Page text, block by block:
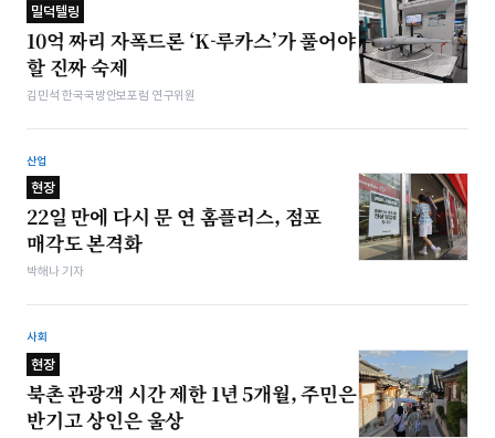
밀덕텔링
10억 짜리 자폭드론 ‘K-루카스’가 풀어야
할 진짜 숙제
김민석 한국국방안보포럼 연구위원
산업
현장
22일 만에 다시 문 연 홈플러스, 점포
매각도 본격화
박해나 기자
사회
현장
북촌 관광객 시간 제한 1년 5개월, 주민은
반기고 상인은 울상